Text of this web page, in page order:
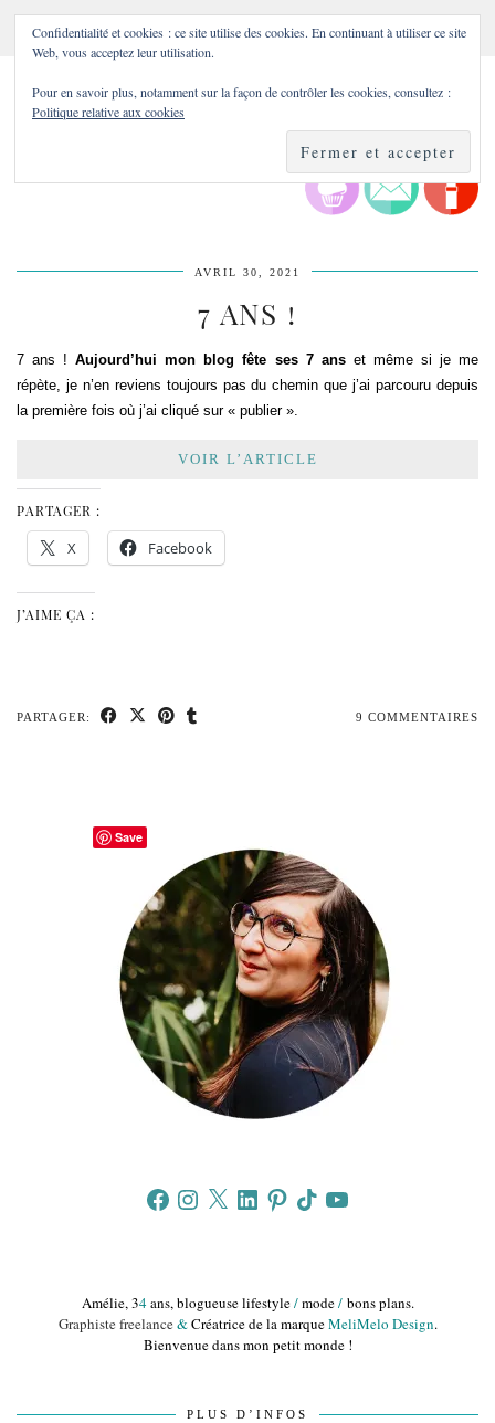
AVRIL 30, 2021
7 ANS !
7 ans !Aujourd’hui mon blog fête ses 7 anset même si je me
répète, je n’en reviens toujours pas du chemin que j’ai parcouru depuis
la première fois où j’ai cliqué sur « publier ».
VOIR L’ARTICLE
PARTAGER :
X Facebook
J’AIME ÇA :
PARTAGER: 9 COMMENTAIRES
FacebookInstagram
X LinkedInPinterestTikTokYouTube
Amélie, 34ans, blogueuse lifestyle/mode/bons plans.
Graphiste freelance&Créatrice de la marqueMeliMelo Design.
Bienvenue dans mon petit monde !
PLUS D’INFOS
Confidentialité et cookies : ce site utilise des cookies. En continuant à utiliser ce site
Web, vous acceptez leur utilisation.
Pour en savoir plus, notamment sur la façon de contrôler les cookies, consultez :
Politique relative aux cookies
Save